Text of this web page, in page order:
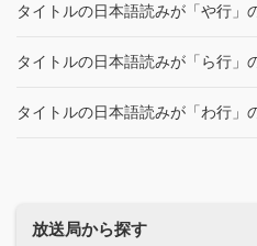
タイトルの日本語読みが「や行」
タイトルの日本語読みが「ら行」
タイトルの日本語読みが「わ行」
放送局から探す